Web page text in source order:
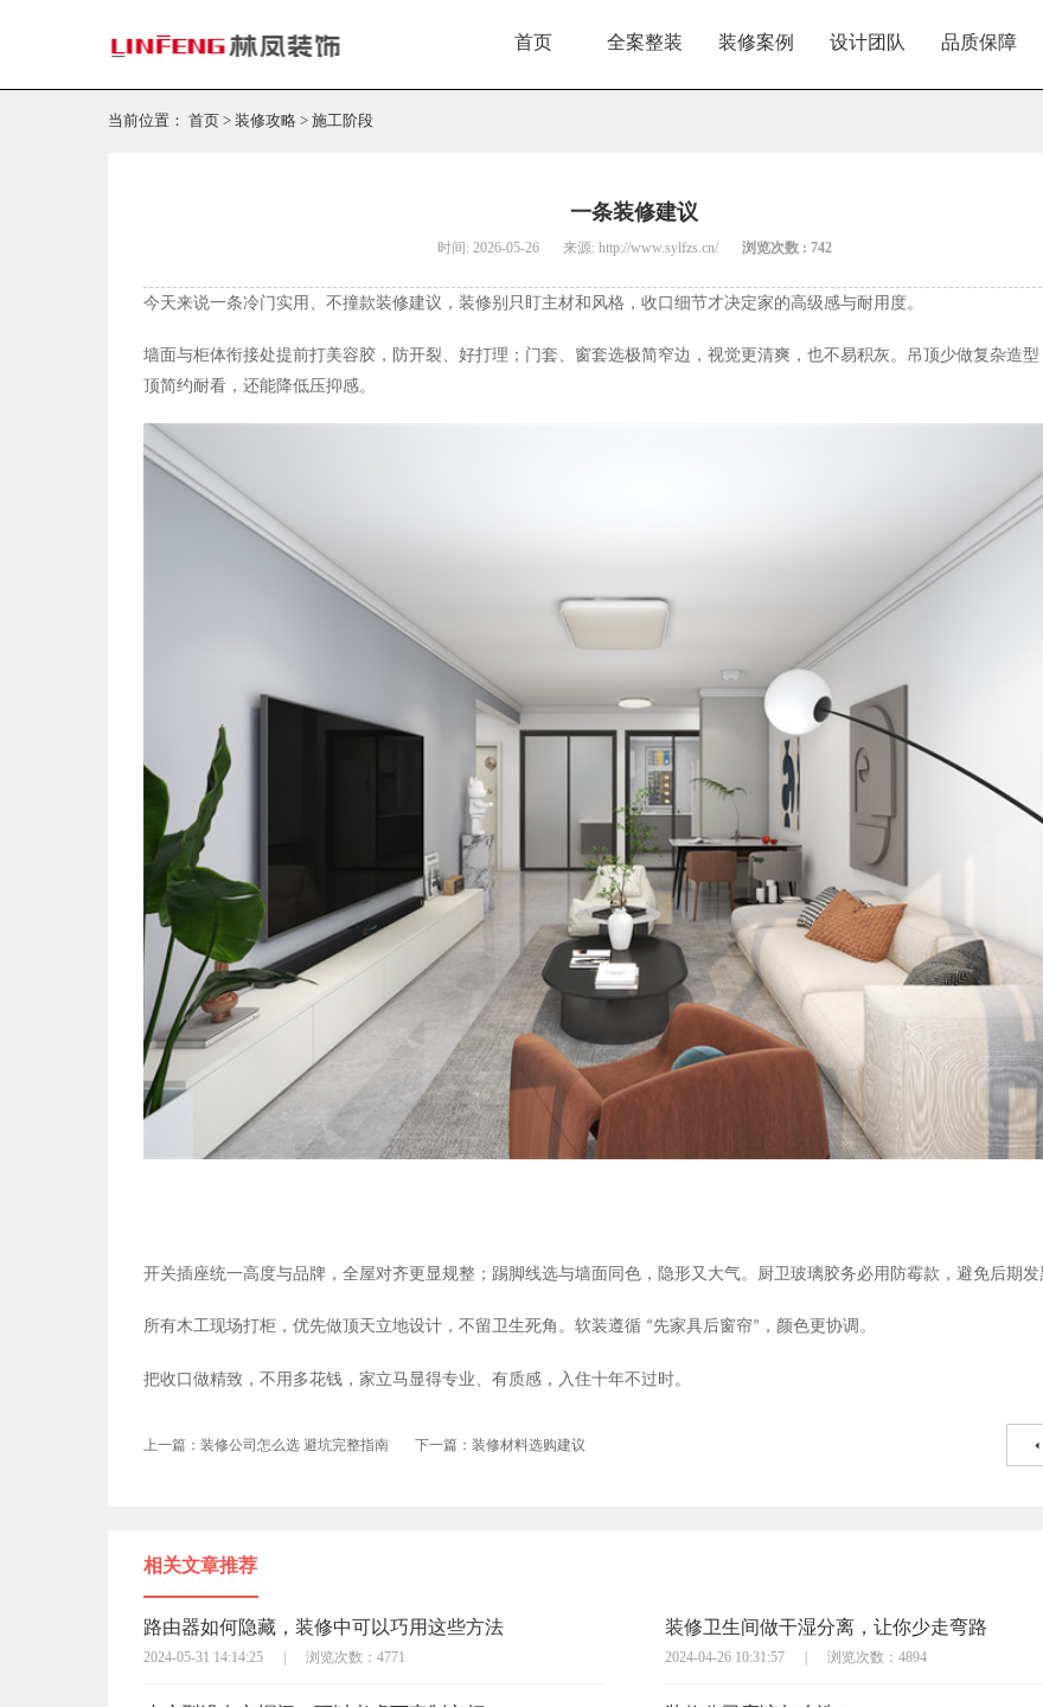
首页 全案整装 装修案例 设计团队 品质保障
当前位置： 首页 > 装修攻略 > 施工阶段
一条装修建议
时间: 2026-05-26 来源: http://www.sylfzs.cn/ 浏览次数 : 742
今天来说一条冷门实用、不撞款装修建议 ， 装修别只盯主材和风格，收口细节才决定家的高级感与耐用度。
墙面与柜体衔接处提前打美容胶，防开裂、好打理；门套、窗套选极简窄边，视觉更清爽，也不易积灰。吊顶少做复杂造型
顶简约耐看，还能降低压抑感。
开关插座统一高度与品牌，全屋对齐更显规整；踢脚线选与墙面同色，隐形又大气。厨卫玻璃胶务必用防霉款，避免后期发
所有木工现场打柜，优先做顶天立地设计，不留卫生死角。软装遵循 “先家具后窗帘” ，颜色更协调。
把收口做精致，不用多花钱，家立马显得专业、有质感，入住十年不过时。
上一篇：装修公司怎么选 避坑完整指南 下一篇：装修材料选购建议
相关文章推荐
路由器如何隐藏，装修中可以巧用这些方法
2024-05-31 14:14:25 浏览次数：4771
装修卫生间做干湿分离，让你少走弯路
2024-04-26 10:31:57 浏览次数：4894